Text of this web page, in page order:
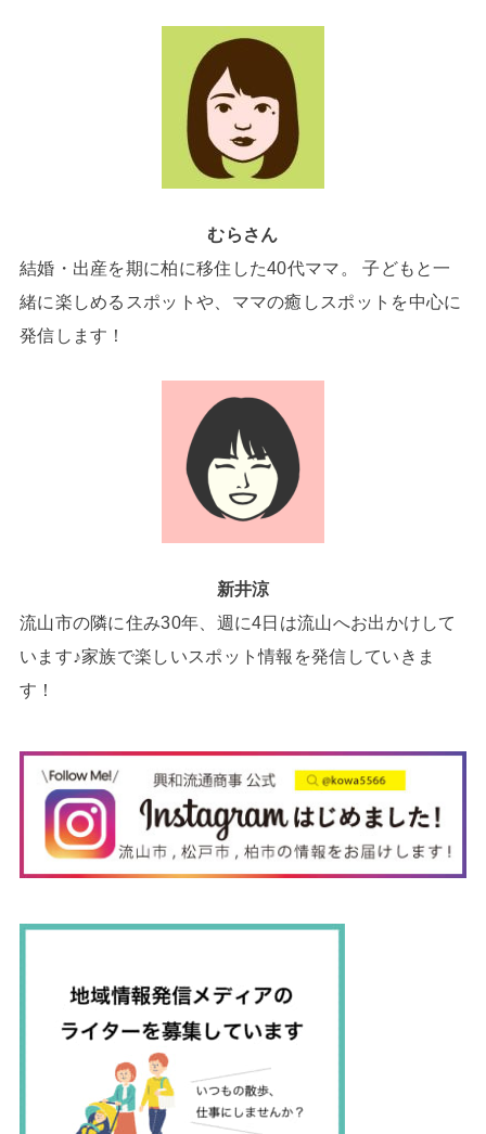
むらさん
結婚・出産を期に柏に移住した40代ママ。 子どもと一
緒に楽しめるスポットや、ママの癒しスポットを中心に
発信します！
新井涼
流山市の隣に住み30年、週に4日は流山へお出かけして
います♪家族で楽しいスポット情報を発信していきま
す！